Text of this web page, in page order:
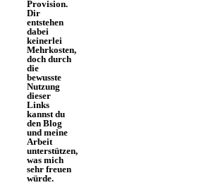
Provision.
Dir
entstehen
dabei
keinerlei
Mehrkosten,
doch durch
die
bewusste
Nutzung
dieser
Links
kannst du
den Blog
und meine
Arbeit
unterstützen,
was mich
sehr freuen
würde.